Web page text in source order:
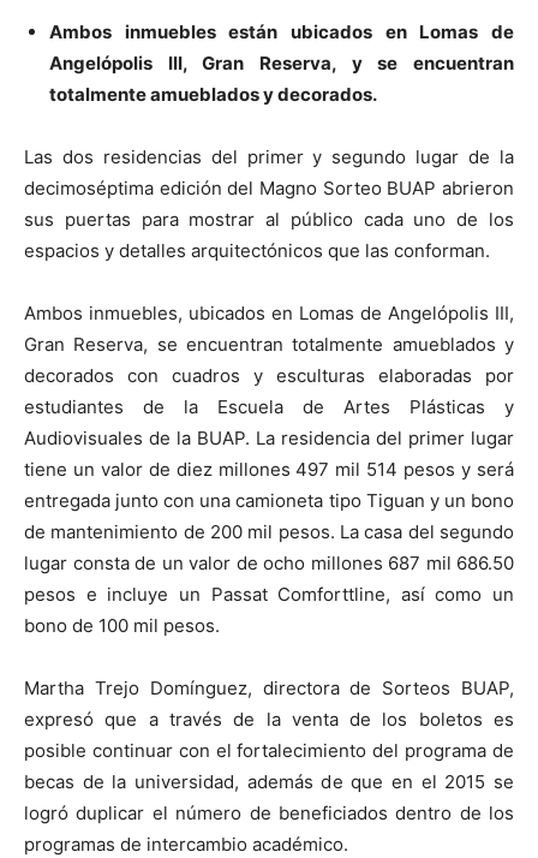
Ambos inmuebles están ubicados en Lomas de
Angelópolis III, Gran Reserva, y se encuentran
totalmente amueblados y decorados.
Las dos residencias del primer y segundo lugar de la
decimoséptima edición del Magno Sorteo BUAP abrieron
sus puertas para mostrar al público cada uno de los
espacios y detalles arquitectónicos que las conforman.
Ambos inmuebles, ubicados en Lomas de Angelópolis III,
Gran Reserva, se encuentran totalmente amueblados y
decorados con cuadros y esculturas elaboradas por
estudiantes de la Escuela de Artes Plásticas y
Audiovisuales de la BUAP. La residencia del primer lugar
tiene un valor de diez millones 497 mil 514 pesos y será
entregada junto con una camioneta tipo Tiguan y un bono
de mantenimiento de 200 mil pesos. La casa del segundo
lugar consta de un valor de ocho millones 687 mil 686.50
pesos e incluye un Passat Comforttline, así como un
bono de 100 mil pesos.
Martha Trejo Domínguez, directora de Sorteos BUAP,
expresó que a través de la venta de los boletos es
posible continuar con el fortalecimiento del programa de
becas de la universidad, además de que en el 2015 se
logró duplicar el número de beneficiados dentro de los
programas de intercambio académico.